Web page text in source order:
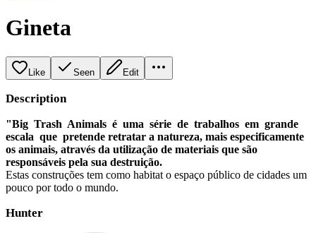
Gineta
Like Seen Edit
Description
"Big Trash Animals é uma série de trabalhos em grande
escala que pretende retratar a natureza, mais especificamente
os animais, através da utilização de materiais que são
responsáveis pela sua destruição.
Estas construções tem como habitat o espaço público de cidades um
pouco por todo o mundo.
Hunter